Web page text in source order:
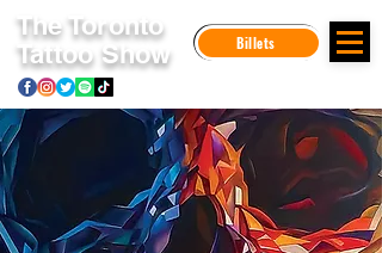
Billets
The Toronto
Tattoo Show